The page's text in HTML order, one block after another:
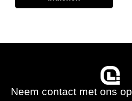
Neem contact met ons op